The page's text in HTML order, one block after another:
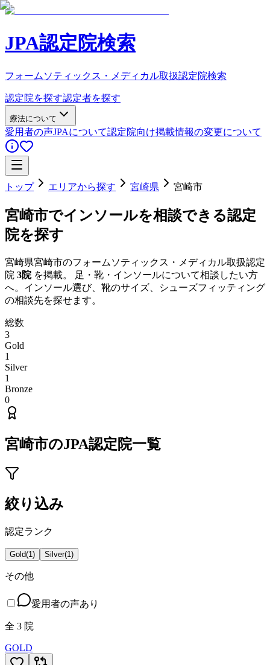
JPA認定院検索
フォームソティックス・メディカル取扱認定院検索
認定院を探す認定者を探す
療法について
愛用者の声JPAについて認定院向け掲載情報の変更について
トップ エリアから探す 宮崎県 宮崎市
宮崎市でインソールを相談できる認定
院を探す
宮崎県宮崎市のフォームソティックス・メディカル取扱認定
院 3院を掲載。 足・靴・インソールについて相談したい方
へ。インソール選び、靴のサイズ、シューズフィッティング
の相談先を探せます。
総数
3
Gold
1
Silver
1
Bronze
0
宮崎市のJPA認定院一覧
絞り込み
認定ランク
Gold(1) Silver(1)
その他
愛用者の声あり
全 3 院
GOLD